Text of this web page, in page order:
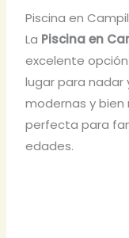
Piscina en
La Piscina en
excelente
lugar para nadar
modernas y
perfecta para
edades.